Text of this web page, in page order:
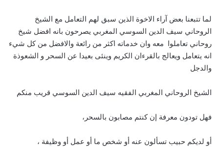
لما تتبعنا بعض آراء الاخوة الذين سبق لهم التعامل مع الشيخ
الروحاني سيف الدين السوسي المغربي يصرحون بانه افضل شيخ
روحاني تعاملوا معه وان خدماته اكثر من رائعة والافضل من كل شيء
انه يتعامل ويعالج بالقرءان الكريم وينئى بعيدا عن السحر و الشعوذة
والدجل
الشيخ الروحاني المغربي الفقيه سيف الدين السوسي قريب منكم
فهل تودون معرفة إن كنتم مصابون بالسحر،
أو لديكم حبيب تسألون عنه أو شخص ما أو عمل أو وظيفة ،